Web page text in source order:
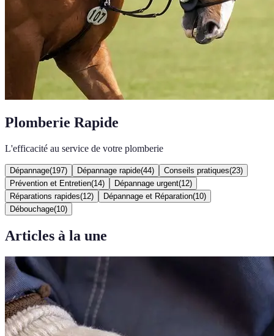
Plomberie Rapide
L'efficacité au service de votre plomberie
Dépannage(197) Dépannage rapide(44) Conseils pratiques(23)
Prévention et Entretien(14) Dépannage urgent(12)
Réparations rapides(12) Dépannage et Réparation(10)
Débouchage(10)
Articles à la une